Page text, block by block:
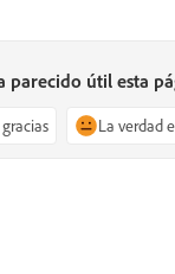
parecido útil esta
gracias La verdad